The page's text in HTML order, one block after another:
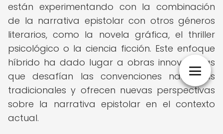
están experimentando con la combinación
de la narrativa epistolar con otros géneros
literarios, como la novela gráfica, el thriller
psicológico o la ciencia ficción. Este enfoque
híbrido ha dado lugar a obras innovadoras
que desafían las convenciones narrativas
tradicionales y ofrecen nuevas perspectivas
sobre la narrativa epistolar en el contexto
actual.